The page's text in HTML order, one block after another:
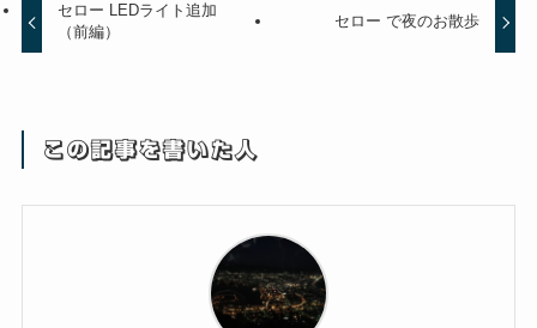
セロー LEDライト追加
（前編）
セロー で夜のお散歩
この記事を書いた人